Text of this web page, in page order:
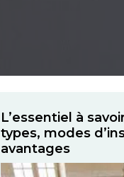
L’essentiel à
types, modes
avantages